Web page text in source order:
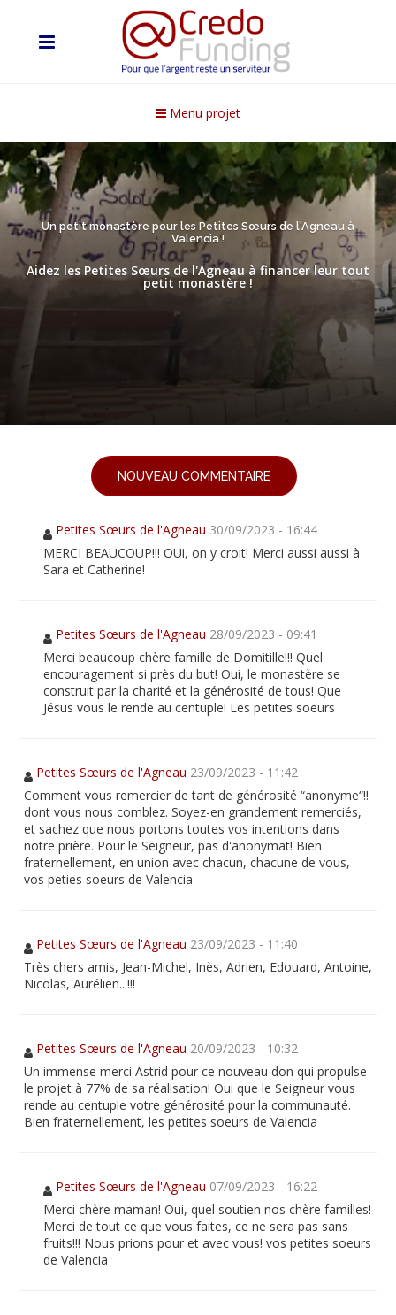
Menu projet
Un petit monastère pour les Petites Sœurs de l'Agneau à
Valencia !
Aidez les Petites Sœurs de l'Agneau à financer leur tout
petit monastère !
NOUVEAU COMMENTAIRE
Petites Sœurs de l'Agneau 30/09/2023 - 16:44
MERCI BEAUCOUP!!! OUi, on y croit! Merci aussi aussi à
Sara et Catherine!
Petites Sœurs de l'Agneau 28/09/2023 - 09:41
Merci beaucoup chère famille de Domitille!!! Quel
encouragement si près du but! Oui, le monastère se
construit par la charité et la générosité de tous! Que
Jésus vous le rende au centuple! Les petites soeurs
Petites Sœurs de l'Agneau 23/09/2023 - 11:42
Comment vous remercier de tant de générosité “anonyme“!!
dont vous nous comblez. Soyez-en grandement remerciés,
et sachez que nous portons toutes vos intentions dans
notre prière. Pour le Seigneur, pas d'anonymat! Bien
fraternellement, en union avec chacun, chacune de vous,
vos peties soeurs de Valencia
Petites Sœurs de l'Agneau 23/09/2023 - 11:40
Très chers amis, Jean-Michel, Inès, Adrien, Edouard, Antoine,
Nicolas, Aurélien...!!!
Petites Sœurs de l'Agneau 20/09/2023 - 10:32
Un immense merci Astrid pour ce nouveau don qui propulse
le projet à 77% de sa réalisation! Oui que le Seigneur vous
rende au centuple votre générosité pour la communauté.
Bien fraternellement, les petites soeurs de Valencia
Petites Sœurs de l'Agneau 07/09/2023 - 16:22
Merci chère maman! Oui, quel soutien nos chère familles!
Merci de tout ce que vous faites, ce ne sera pas sans
fruits!!! Nous prions pour et avec vous! vos petites soeurs
de Valencia